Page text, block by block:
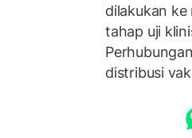
dilakukan ke
tahap uji
distribusi